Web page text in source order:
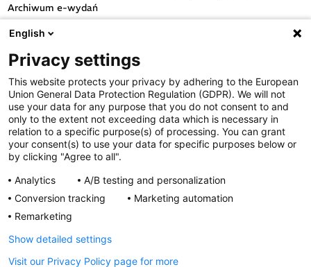
Archiwum e-wydań
Przydatne linki
OGÓLNE
Polityka prywatności
Regulamin serwisu
Regulamin konkursu
Farmacja Play
Regulamin konkursu Lakcid
Regulamin konkursu Acard
Regulamin konkursu Biotebal
Regulamin konkursu Asmenol
Kontakt
PRODUKTY POLPHARMY
English
Privacy settings
This website protects your privacy by adhering to the European
Union General Data Protection Regulation (GDPR). We will not
use your data for any purpose that you do not consent to and
only to the extent not exceeding data which is necessary in
relation to a specific purpose(s) of processing. You can grant
your consent(s) to use your data for specific purposes below or
by clicking "Agree to all".
Analytics
A/B testing and personalization
Conversion tracking
Marketing automation
Remarketing
Show detailed settings
Visit our Privacy Policy page for more